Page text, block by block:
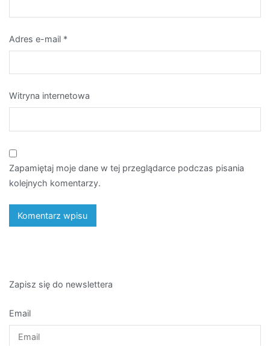
Adres e-mail *
Witryna internetowa
Zapamiętaj moje dane w tej przeglądarce podczas pisania
kolejnych komentarzy.
Zapisz się do newslettera
Email